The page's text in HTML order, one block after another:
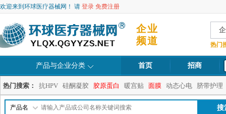
欢迎来到环球医疗器械网！ 请 登录 免费注册
企业
频道
热门
产品与企业分类 首页 招商
热门搜索： 抗HPV 硅酮凝胶 胶原蛋白 暖宫贴 面膜 动态心电 脐带护理
产品名